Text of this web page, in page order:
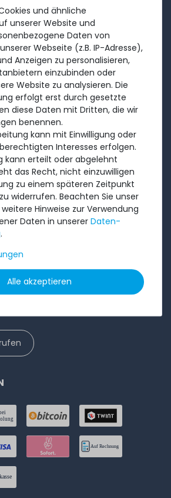
und ähnliche
unserer Website und
Daten von
Webseite (z.B. IP-Adresse),
Anzeigen zu personalisieren,
einzubinden oder
Website zu analysieren. Die
erfolgt erst durch gesetzte
diese Daten mit Dritten, die wir
benennen.
kann mit Einwilligung oder
Interesses erfolgen.
kann erteilt oder abgelehnt
das Recht, nicht einzuwilligen
zu einem späteren Zeitpunkt
widerrufen. Beachten Sie unser
Hinweise zur Verwendung
Daten in unserer Daten­
.
Alle akzeptieren